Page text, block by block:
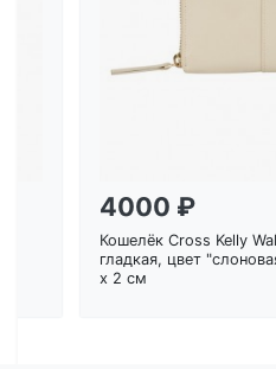
4000 ₽
Кошелёк Cross Kelly
гладкая, цвет
x 2 см